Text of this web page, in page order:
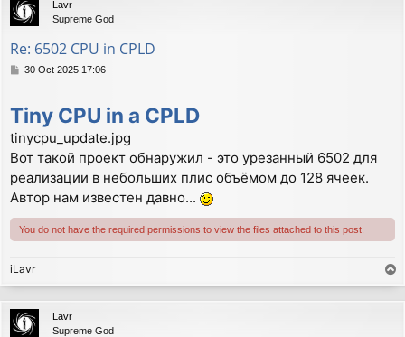
Lavr
Supreme God
Re: 6502 CPU in CPLD
P
t
30 Oct 2025 17:06
.
Tiny CPU in a CPLD
tinycpu_update.jpg
Вот такой проект обнаружил - это урезанный 6502 для
реализации в небольших плис объёмом до 128 ячеек.
Автор нам известен давно...
You do not have the required permissions to view the files attached to this post.
iLavr
o
p
Lavr
Supreme God